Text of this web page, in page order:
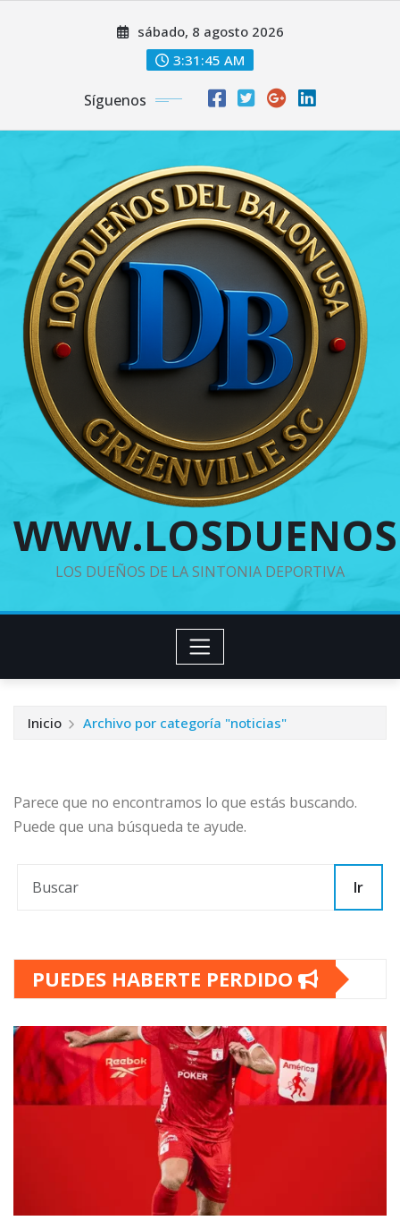
sábado, 8 agosto 2026
3:31:46 AM
Síguenos
LOS DUEÑOS DE LA SINTONIA DEPORTIVA
Inicio Archivo por categoría "noticias"
Parece que no encontramos lo que estás buscando.
Puede que una búsqueda te ayude.
Ir
PUEDES HABERTE PERDIDO